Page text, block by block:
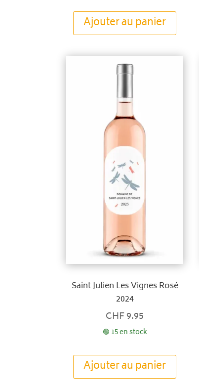
était :
CHF 12.50.
est :
CHF 9.90.
Ajouter au panier
Saint Julien Les Vignes Rosé
2024
CHF9.95
🟢 15 en stock
Ajouter au panier